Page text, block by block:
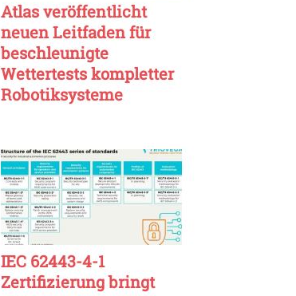
Atlas veröffentlicht
neuen Leitfaden für
beschleunigte
Wettertests kompletter
Robotiksysteme
IEC 62443-4-1
Zertifizierung bringt